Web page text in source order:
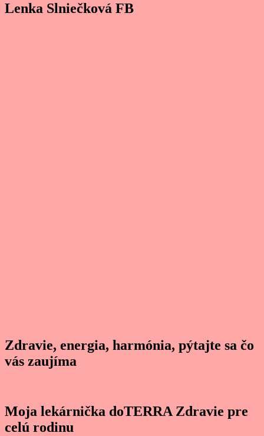
Lenka Slniečková FB
Zdravie, energia, harmónia, pýtajte sa čo
vás zaujíma
Moja lekárnička doTERRA Zdravie pre
celú rodinu